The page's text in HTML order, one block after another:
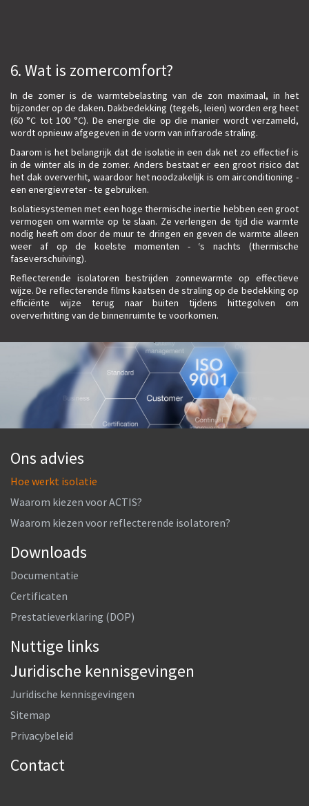
6. Wat is zomercomfort?
In de zomer is de warmtebelasting van de zon maximaal, in het
bijzonder op de daken. Dakbedekking (tegels, leien) worden erg heet
(60 °C tot 100 °C). De energie die op die manier wordt verzameld,
wordt opnieuw afgegeven in de vorm van infrarode straling.
Daarom is het belangrijk dat de isolatie in een dak net zo effectief is
in de winter als in de zomer. Anders bestaat er een groot risico dat
het dak oververhit, waardoor het noodzakelijk is om airconditioning -
een energievreter - te gebruiken.
Isolatiesystemen met een hoge thermische inertie hebben een groot
vermogen om warmte op te slaan. Ze verlengen de tijd die warmte
nodig heeft om door de muur te dringen en geven de warmte alleen
weer af op de koelste momenten - ‘s nachts (thermische
faseverschuiving).
Reflecterende isolatoren bestrijden zonnewarmte op effectieve
wijze. De reflecterende films kaatsen de straling op de bedekking op
efficiënte wijze terug naar buiten tijdens hittegolven om
oververhitting van de binnenruimte te voorkomen.
Ons advies
Hoe werkt isolatie
Waarom kiezen voor ACTIS?
Waarom kiezen voor reflecterende isolatoren?
Downloads
Documentatie
Certificaten
Prestatieverklaring (DOP)
Nuttige links
Juridische kennisgevingen
Juridische kennisgevingen
Sitemap
Privacybeleid
Contact